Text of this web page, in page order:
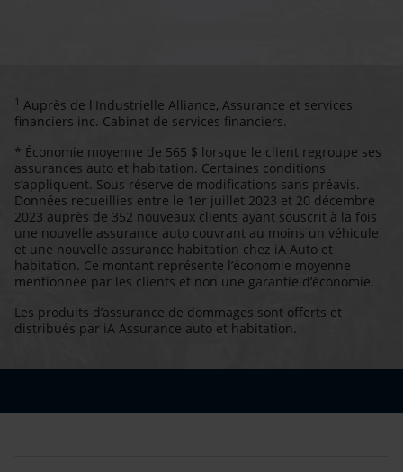
1 Auprès de l'Industrielle Alliance, Assurance et services
financiers inc. Cabinet de services financiers.
* Économie moyenne de 565 $ lorsque le client regroupe ses
assurances auto et habitation. Certaines conditions
s’appliquent. Sous réserve de modifications sans préavis.
Données recueillies entre le 1er juillet 2023 et 20 décembre
2023 auprès de 352 nouveaux clients ayant souscrit à la fois
une nouvelle assurance auto couvrant au moins un véhicule
et une nouvelle assurance habitation chez iA Auto et
habitation. Ce montant représente l’économie moyenne
mentionnée par les clients et non une garantie d’économie.
Les produits d’assurance de dommages sont offerts et
distribués par iA Assurance auto et habitation.